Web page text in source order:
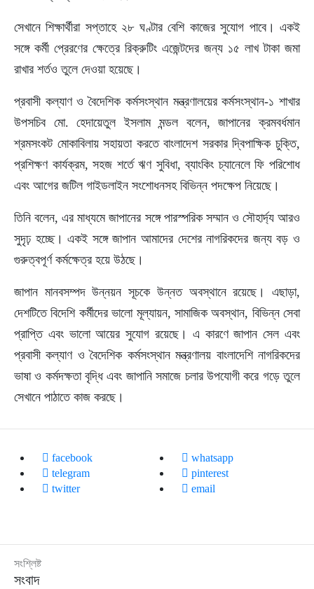
সেখানে শিক্ষার্থীরা সপ্তাহে ২৮ ঘণ্টার বেশি কাজের সুযোগ পাবে। একই
সঙ্গে কর্মী প্রেরণের ক্ষেত্রে রিক্রুটিং এজেন্টদের জন্য ১৫ লাখ টাকা জমা
রাখার শর্তও তুলে দেওয়া হয়েছে।
প্রবাসী কল্যাণ ও বৈদেশিক কর্মসংস্থান মন্ত্রণালয়ের কর্মসংস্থান-১ শাখার
উপসচিব মো. হেদায়েতুল ইসলাম মন্ডল বলেন, জাপানের ক্রমবর্ধমান
শ্রমসংকট মোকাবিলায় সহায়তা করতে বাংলাদেশ সরকার দ্বিপাক্ষিক চুক্তি,
প্রশিক্ষণ কার্যক্রম, সহজ শর্তে ঋণ সুবিধা, ব্যাংকিং চ্যানেলে ফি পরিশোধ
এবং আগের জটিল গাইডলাইন সংশোধনসহ বিভিন্ন পদক্ষেপ নিয়েছে।
তিনি বলেন, এর মাধ্যমে জাপানের সঙ্গে পারস্পরিক সম্মান ও সৌহার্দ্য আরও
সুদৃঢ় হচ্ছে। একই সঙ্গে জাপান আমাদের দেশের নাগরিকদের জন্য বড় ও
গুরুত্বপূর্ণ কর্মক্ষেত্র হয়ে উঠছে।
জাপান মানবসম্পদ উন্নয়ন সূচকে উন্নত অবস্থানে রয়েছে। এছাড়া,
দেশটিতে বিদেশি কর্মীদের ভালো মূল্যায়ন, সামাজিক অবস্থান, বিভিন্ন সেবা
প্রাপ্তি এবং ভালো আয়ের সুযোগ রয়েছে। এ কারণে জাপান সেল এবং
প্রবাসী কল্যাণ ও বৈদেশিক কর্মসংস্থান মন্ত্রণালয় বাংলাদেশি নাগরিকদের
ভাষা ও কর্মদক্ষতা বৃদ্ধি এবং জাপানি সমাজে চলার উপযোগী করে গড়ে তুলে
সেখানে পাঠাতে কাজ করছে।
facebook
whatsapp
telegram
pinterest
twitter
email
সংশ্লিষ্ট
সংবাদ